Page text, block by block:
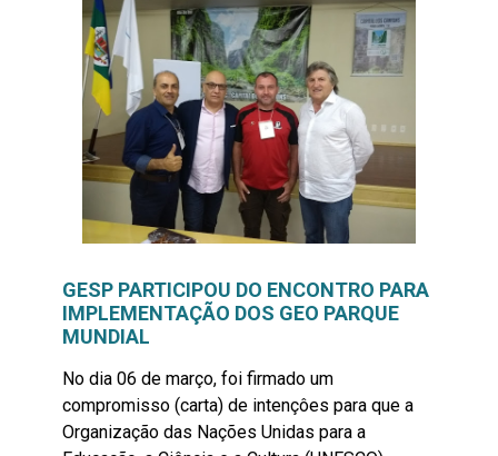
GESP PARTICIPOU DO ENCONTRO PARA
IMPLEMENTAÇÃO DOS GEO PARQUE
MUNDIAL
No dia 06 de março, foi firmado um
compromisso (carta) de intençôes para que a
Organização das Nações Unidas para a